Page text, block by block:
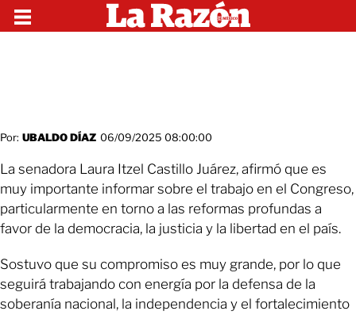
Por: UBALDO DÍAZ 06/09/2025 08:00:00
La senadora Laura Itzel Castillo Juárez, afirmó que es
muy importante informar sobre el trabajo en el Congreso,
particularmente en torno a las reformas profundas a
favor de la democracia, la justicia y la libertad en el país.
Sostuvo que su compromiso es muy grande, por lo que
seguirá trabajando con energía por la defensa de la
soberanía nacional, la independencia y el fortalecimiento